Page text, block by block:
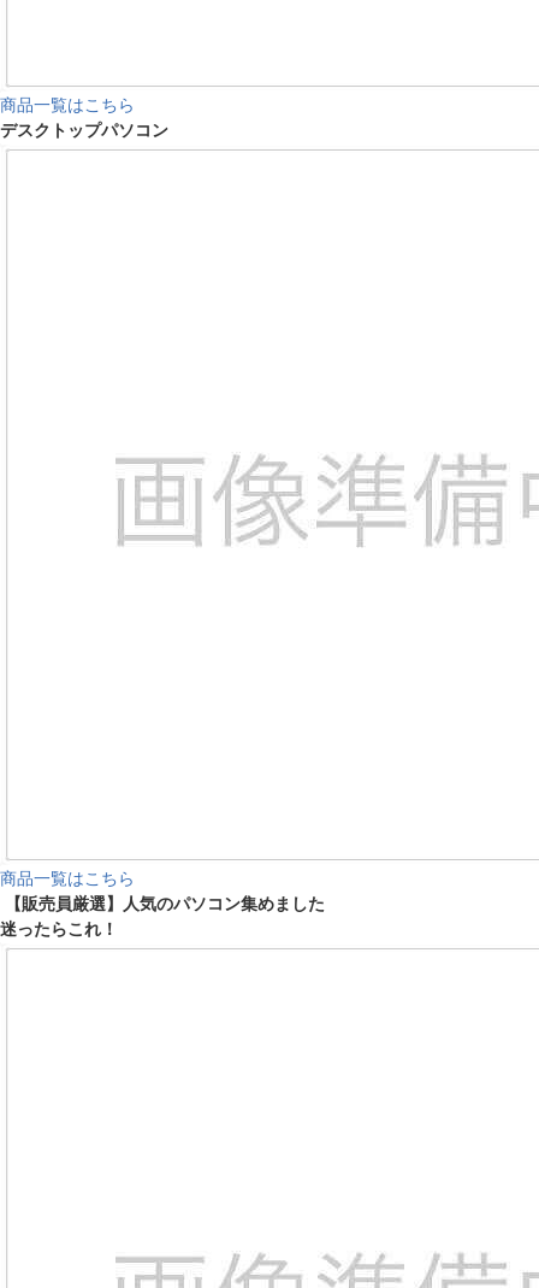
商品一覧はこちら
デスクトップパソコン
商品一覧はこちら
【販売員厳選】人気のパソコン集めました
迷ったらこれ！